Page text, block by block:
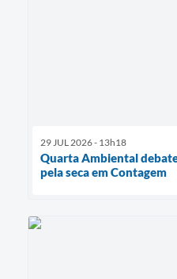
29 JUL 2026 - 13h18
Quarta Ambiental
pela seca em Contagem